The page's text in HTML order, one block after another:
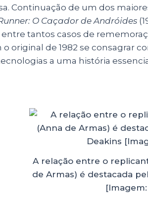
Continuação de um dos
O Caçador de Andróides
entre tantos casos de
o original de 1982 se consagrar
a uma história
A relação entre o
de Armas) é destacada